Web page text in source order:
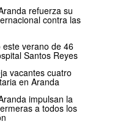
refuerza su
contra las
verano de 46
Santos Reyes
vacantes cuatro
en Aranda
impulsan la
a todos los